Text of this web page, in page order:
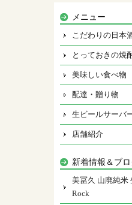
メニュー
こだわりの日本
とっておきの焼
美味しい食べ物
配達・贈り物
生ビールサーバ
店舗紹介
新着情報＆ブ
美冨久 山廃純米
Rock